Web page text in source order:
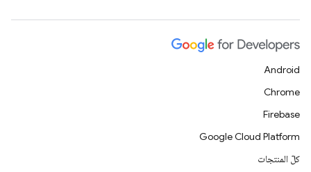
Android
Chrome
Firebase
Google Cloud Platform
كلّ المنتجات